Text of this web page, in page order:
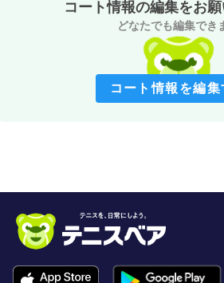
コート情報の編集をお願
どなたでも編集でき
コート情報を編集